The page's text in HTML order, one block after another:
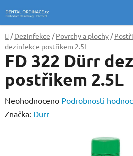
na
obsah
Domů
/ Dezinfekce / Povrchy a plochy /
dezinfekce postřikem 2.5L
FD 322 Dürr
postřikem 2.5L
Průměrné
hodnocení
Neohodnoceno Podrobnosti
Značka: Durr